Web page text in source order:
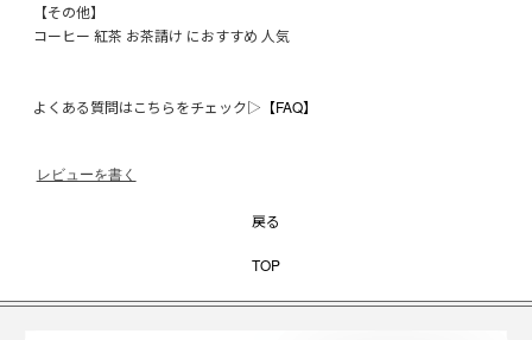
【その他】
コーヒー 紅茶 お茶請け におすすめ 人気
よくある質問はこちらをチェック▷ 【FAQ】
レビューを書く
戻る
TOP